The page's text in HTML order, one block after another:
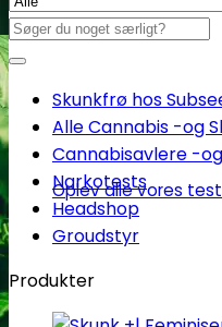
Oplev alle vores
Søg
efter:
Skunkfrø hos
Alle Cannabis -og
Cannabisavlere -
Narkotests
Headshop
Groudstyr
Produkter